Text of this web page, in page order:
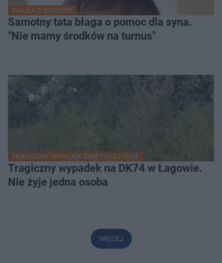
WALKA O ZDROWIE
Samotny tata błaga o pomoc dla syna.
"Nie mamy środków na turnus"
TRAGICZNY WYPADEK ŚWIĘTOKRZYSKIE
Tragiczny wypadek na DK74 w Łagowie.
Nie żyje jedna osoba
WIĘCEJ